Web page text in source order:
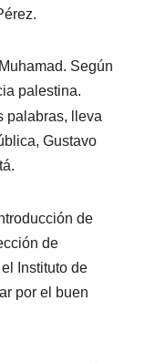
Según
palestina.
palabras, lleva
Gustavo
de
de
Instituto de
por el buen